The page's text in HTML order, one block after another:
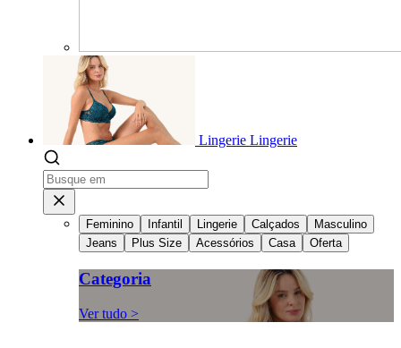
Lingerie Lingerie
Feminino Infantil Lingerie Calçados
Masculino
Jeans
Plus Size Acessórios Casa Oferta
Categoria
Ver tudo >